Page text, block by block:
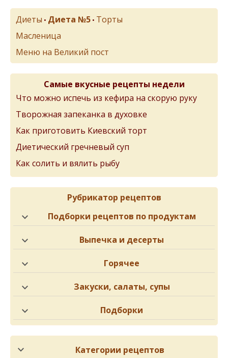
Диеты • Диета №5 • Торты
Масленица
Меню на Великий пост
Самые вкусные рецепты недели
Что можно испечь из кефира на скорую руку
Творожная запеканка в духовке
Как приготовить Киевский торт
Диетический гречневый суп
Как солить и вялить рыбу
Рубрикатор рецептов
Подборки рецептов по продуктам
Выпечка и десерты
Горячее
Закуски, салаты, супы
Подборки
Категории рецептов